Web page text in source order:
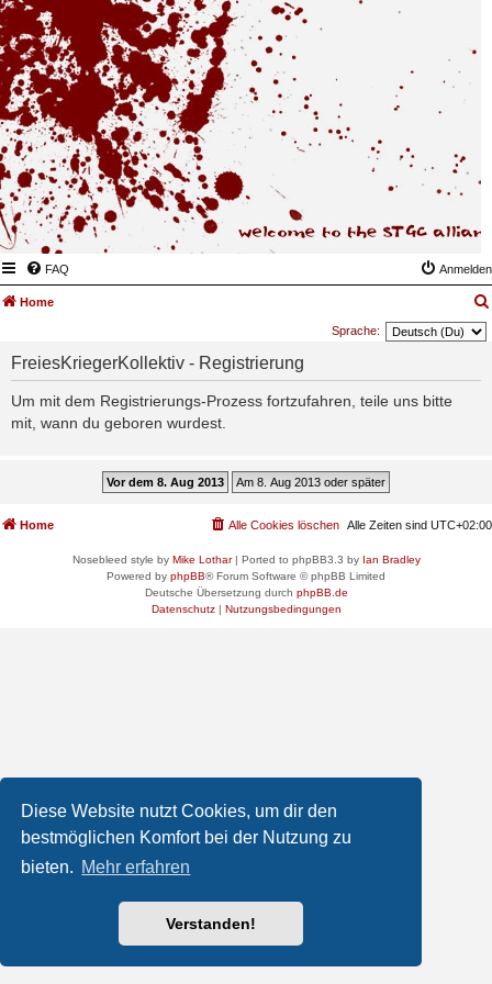
Diese Website nutzt Cookies, um dir den
bestmöglichen Komfort bei der Nutzung zu
bieten. Mehr erfahren
Verstanden!
FAQ Anmelden
Home
Sprache:
FreiesKriegerKollektiv - Registrierung
Um mit dem Registrierungs-Prozess fortzufahren, teile uns bitte
mit, wann du geboren wurdest.
Home Alle Zeiten sind UTC+02:00
Alle Cookies löschen
Nosebleed style by Mike Lothar| Ported to phpBB3.3 by Ian Bradley
Powered by phpBB® Forum Software © phpBB Limited
Deutsche Übersetzung durch phpBB.de
Datenschutz| Nutzungsbedingungen